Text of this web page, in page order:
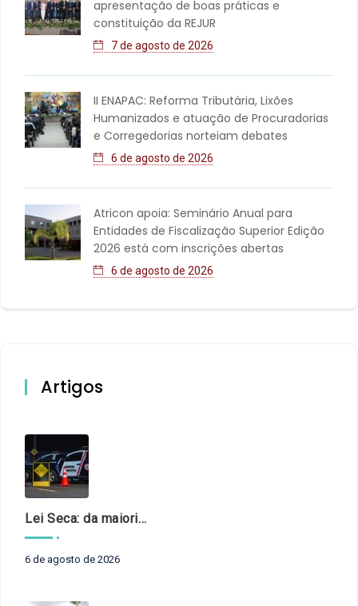
apresentação de boas práticas e
constituição da REJUR
7 de agosto de 2026
II ENAPAC: Reforma Tributária, Lixões
Humanizados e atuação de Procuradorias
e Corregedorias norteiam debates
6 de agosto de 2026
Atricon apoia: Seminário Anual para
Entidades de Fiscalização Superior Edição
2026 está com inscrições abertas
6 de agosto de 2026
Artigos
Lei Seca: da maioridade à maturidade
6 de agosto de 2026